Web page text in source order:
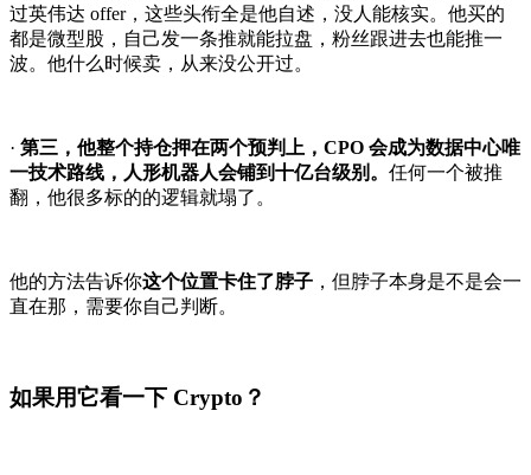
过英伟达 offer，这些头衔全是他自述，没人能核实。他买的
都是微型股，自己发一条推就能拉盘，粉丝跟进去也能推一
波。他什么时候卖，从来没公开过。
· 第三，他整个持仓押在两个预判上，CPO 会成为数据中心唯
一技术路线，人形机器人会铺到十亿台级别。 任何一个被推
翻，他很多标的的逻辑就塌了。
他的方法告诉你这个位置卡住了脖子 ，但脖子本身是不是会一
直在那，需要你自己判断。
如果用它看一下 Crypto？